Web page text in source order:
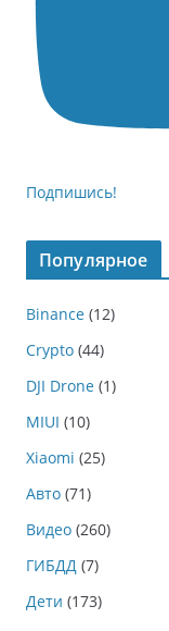
Подпишись!
Популярное
Binance (12)
Crypto (44)
DJI Drone (1)
MIUI (10)
Xiaomi (25)
Авто (71)
Видео (260)
ГИБДД (7)
Дети (173)